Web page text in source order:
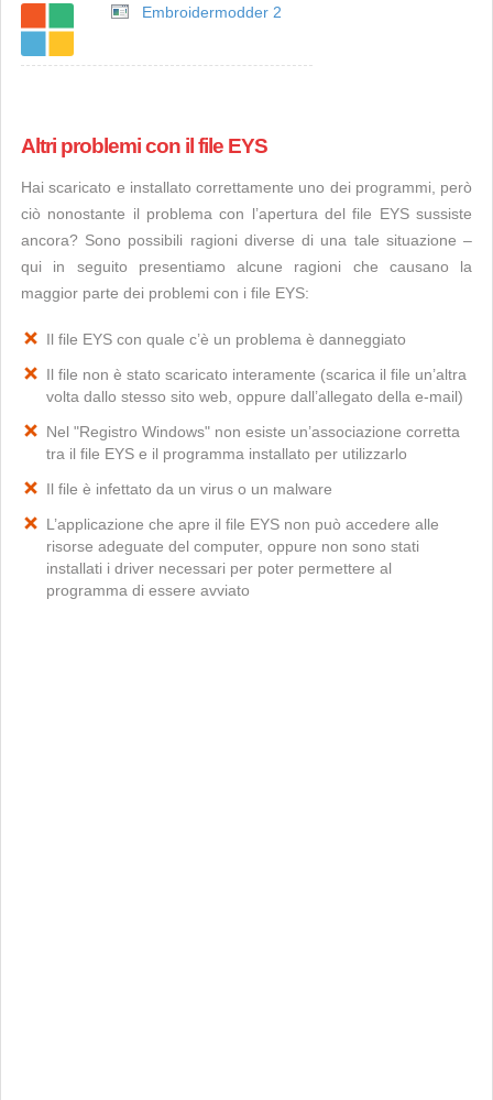
Embroidermodder 2
Altri problemi con il file EYS
Hai scaricato e installato correttamente uno dei programmi, però
ciò nonostante il problema con l’apertura del file EYS sussiste
ancora? Sono possibili ragioni diverse di una tale situazione –
qui in seguito presentiamo alcune ragioni che causano la
maggior parte dei problemi con i file EYS:
Il file EYS con quale c’è un problema è danneggiato
Il file non è stato scaricato interamente (scarica il file un’altra
volta dallo stesso sito web, oppure dall’allegato della e-mail)
Nel "Registro Windows" non esiste un’associazione corretta
tra il file EYS e il programma installato per utilizzarlo
Il file è infettato da un virus o un malware
L’applicazione che apre il file EYS non può accedere alle
risorse adeguate del computer, oppure non sono stati
installati i driver necessari per poter permettere al
programma di essere avviato